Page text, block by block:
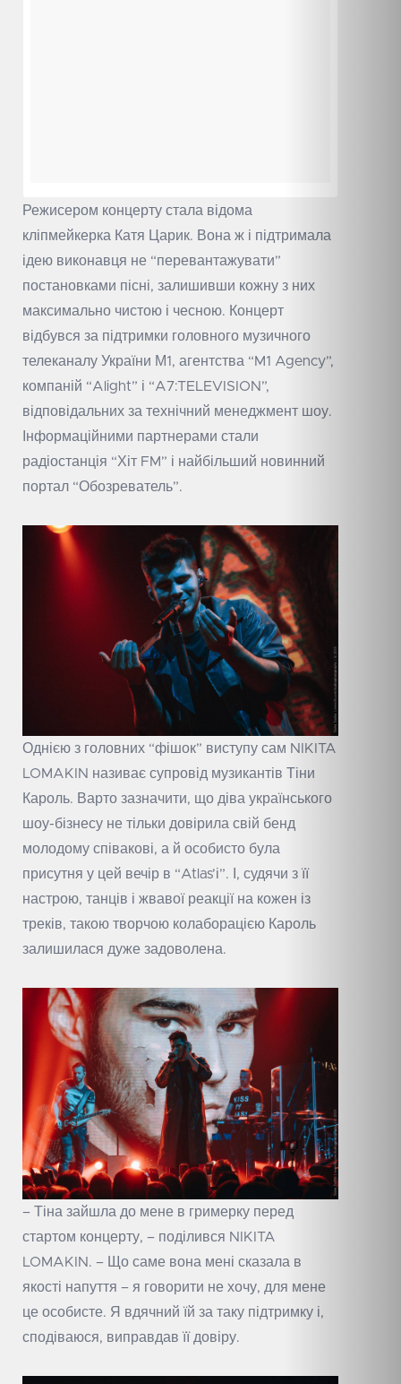
Режисером концерту стала відома
кліпмейкерка Катя Царик. Вона ж і підтримала
ідею виконавця не “перевантажувати”
постановками пісні, залишивши кожну з них
максимально чистою і чесною. Концерт
відбувся за підтримки головного музичного
телеканалу України М1, агентства “M1 Agency”,
компаній “Alight” і “A7:TELEVISION”,
відповідальних за технічний менеджмент шоу.
Інформаційними партнерами стали
радіостанція “Хіт FM” і найбільший новинний
портал “Обозреватель”.
Однією з головних “фішок” виступу сам NIKITA
LOMAKIN називає супровід музикантів Тіни
Кароль. Варто зазначити, що діва українського
шоу-бізнесу не тільки довірила свій бенд
молодому співакові, а й особисто була
присутня у цей вечір в “Atlas’і”. І, судячи з її
настрою, танців і жвавої реакції на кожен із
треків, такою творчою колаборацією Кароль
залишилася дуже задоволена.
– Тіна зайшла до мене в гримерку перед
стартом концерту, – поділився NIKITA
LOMAKIN. – Що саме вона мені сказала в
якості напуття – я говорити не хочу, для мене
це особисте. Я вдячний їй за таку підтримку і,
сподіваюся, виправдав її довіру.